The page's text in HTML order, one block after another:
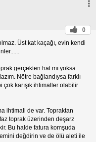
0
Üst kat kaçağı, evin kendi
gerçekten hat mı yoksa
Nötre bağlandıysa farklı
karışık ihtimaller olabilir
ihtimali de var. Topraktan
toprak üzerinden deşarz
Bu halde fatura komşuda
değdirin ve de ölü aleti ile